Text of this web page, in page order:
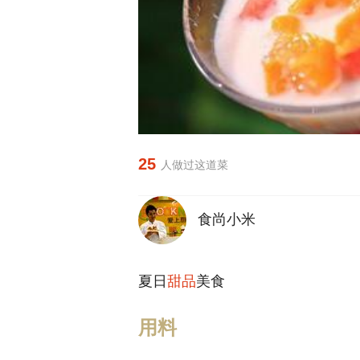
25 人做过这道菜
食尚小米
夏日 甜品美食
用料